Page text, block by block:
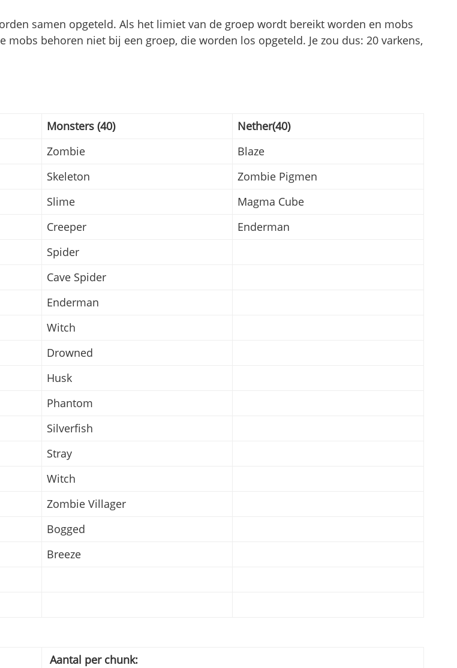
samen opgeteld. Als het limiet van de groep wordt bereikt worden en mobs
behoren niet bij een groep, die worden los opgeteld. Je zou dus: 20 varkens,
Monsters (40)
Nether(40)
Zombie
Blaze
Skeleton
Zombie Pigmen
Slime
Magma Cube
Creeper
Enderman
Spider
Cave Spider
Enderman
Witch
Drowned
Husk
Phantom
Silverfish
Stray
Witch
Zombie Villager
Bogged
Breeze
Aantal per chunk: